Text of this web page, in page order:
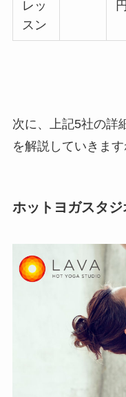
レッ
スン
円
次に、上記5社の詳
を解説していきます
ホットヨガスタ